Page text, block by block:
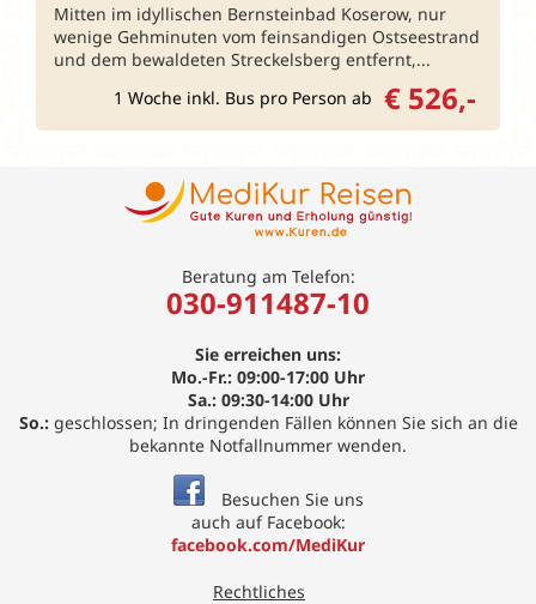
Mitten im idyllischen Bernsteinbad Koserow, nur
wenige Gehminuten vom feinsandigen Ostseestrand
und dem bewaldeten Streckelsberg entfernt,...
1 Woche inkl. Bus pro Person ab € 526,-
Beratung am Telefon:
030-911487-10
Sie erreichen uns:
Mo.-Fr.: 09:00-17:00 Uhr
Sa.: 09:30-14:00 Uhr
So.:geschlossen; In dringenden Fällen können Sie sich an die
bekannte Notfallnummer wenden.
Besuchen Sie uns
auch auf Facebook:
facebook.com/MediKur
Rechtliches